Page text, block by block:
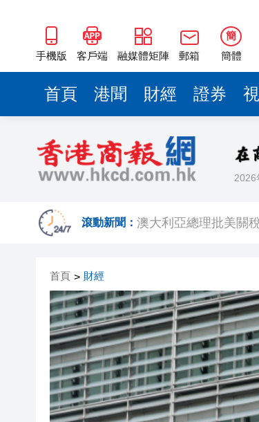
手機版 客戶端 融媒體矩陣 郵箱
簡
簡體
首頁 港聞 財經 證券
2026
滾動新聞：
彭博：歐盟準備與中
【港股最前線】安克
韓國金融監督院向渣
瑞銀﹕若燃油價格長
陳茂波：信託業是重
新西蘭少數議員竄台
韓國金融監督院向渣
嶺大聯合研究「AI＋
瑞銀﹕若燃油價格長
陳茂波：信託業是重
澳大利亞總理批美關
首頁 > 財經